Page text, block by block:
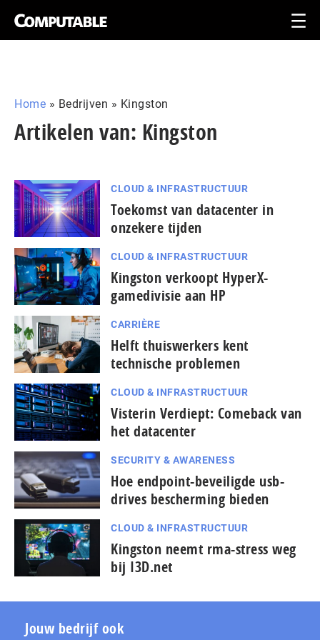
Home » Bedrijven » Kingston
Artikelen van: Kingston
CLOUD & INFRASTRUCTUUR
Toekomst van datacenter in
onzekere tijden
CLOUD & INFRASTRUCTUUR
Kingston verkoopt HyperX-
gamedivisie aan HP
CARRIÈRE
Helft thuiswerkers kent
technische problemen
CLOUD & INFRASTRUCTUUR
Visterin Verdiept: Comeback van
het datacenter
SECURITY & AWARENESS
Hoe endpoint-beveiligde usb-
drives bescherming bieden
CLOUD & INFRASTRUCTUUR
Kingston neemt rma-stress weg
bij I3D.net
Jouw bedrijf ook